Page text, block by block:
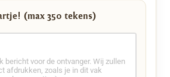
(max 350 tekens)